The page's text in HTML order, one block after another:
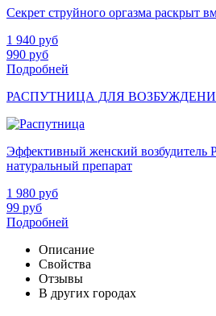
Секрет струйного оргазма раскрыт
1 940 руб
990 руб
Подробней
РАСПУТНИЦА ДЛЯ
Эффективный женский возбудитель
натуральный препарат
1 980 руб
99 руб
Подробней
Описание
Свойства
Отзывы
В других городах